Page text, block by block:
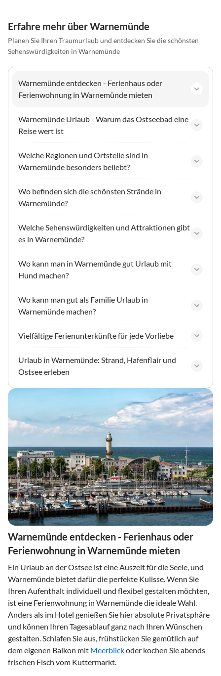
Erfahre mehr über Warnemünde
Planen Sie Ihren Traumurlaub und entdecken Sie die schönsten
Sehenswürdigkeiten in Warnemünde
Warnemünde entdecken - Ferienhaus oder
Ferienwohnung in Warnemünde mieten
Warnemünde Urlaub - Warum das Ostseebad eine
Reise wert ist
Welche Regionen und Ortsteile sind in
Warnemünde besonders beliebt?
Wo befinden sich die schönsten Strände in
Warnemünde?
Welche Sehenswürdigkeiten und Attraktionen gibt
es in Warnemünde?
Wo kann man in Warnemünde gut Urlaub mit
Hund machen?
Wo kann man gut als Familie Urlaub in
Warnemünde machen?
Vielfältige Ferienunterkünfte für jede Vorliebe
Urlaub in Warnemünde: Strand, Hafenflair und
Ostsee erleben
Warnemünde entdecken - Ferienhaus oder
Ferienwohnung in Warnemünde mieten
Ein Urlaub an der Ostsee ist eine Auszeit für die Seele, und
Warnemünde bietet dafür die perfekte Kulisse. Wenn Sie
Ihren Aufenthalt individuell und flexibel gestalten möchten,
ist eine Ferienwohnung in Warnemünde die ideale Wahl.
Anders als im Hotel genießen Sie hier absolute Privatsphäre
und können Ihren Tagesablauf ganz nach Ihren Wünschen
gestalten. Schlafen Sie aus, frühstücken Sie gemütlich auf
dem eigenen Balkon mit Meerblickoder kochen Sie abends
frischen Fisch vom Kuttermarkt.